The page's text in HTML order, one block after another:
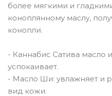
более мягкими и
коноплянному маслу,
конопли.
- Каннабис Сатива масло
успокаивает.
- Масло Ши: увлажняет и
вид кожи.